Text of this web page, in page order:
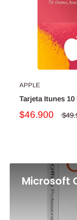
APPLE
Tarjeta Itunes 10
$46.900
Microsoft